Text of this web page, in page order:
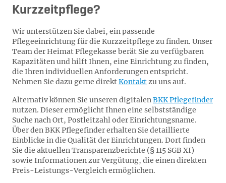
Kurzzeitpflege?
Wir unterstützen Sie dabei, ein passende
Pflegeeinrichtung für die Kurzzeitpflege zu finden. Unser
Team der Heimat Pflegekasse berät Sie zu verfügbaren
Kapazitäten und hilft Ihnen, eine Einrichtung zu finden,
die Ihren individuellen Anforderungen entspricht.
Nehmen Sie dazu gerne direktKontaktzu uns auf.
Alternativ können Sie unseren digitalenBKK Pflegefinder
nutzen. Dieser ermöglicht Ihnen eine selbstständige
Suche nach Ort, Postleitzahl oder Einrichtungsname.
Über den BKK Pflegefinder erhalten Sie detaillierte
Einblicke in die Qualität der Einrichtungen. Dort finden
Sie die aktuellen Transparenzberichte (§ 115 SGB XI)
sowie Informationen zur Vergütung, die einen direkten
Preis-Leistungs-Vergleich ermöglichen.